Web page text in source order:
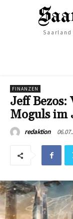
FINANZEN
Jeff Bezos:
Moguls im
redaktion